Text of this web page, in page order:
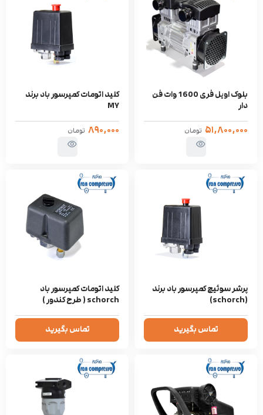
بلوک اویل فری 1600 وات فن
دار
۵۱,۸۰۰,۰۰۰ تومان
کلید اتومات کمپرسور باد برند
MY
۸۹۰,۰۰۰ تومان
پرشر سوئیچ کمپرسور باد برند
(schorch)
تماس بگیرید
کلید اتومات کمپرسور باد
schorch ( طرح کندور )
تماس بگیرید